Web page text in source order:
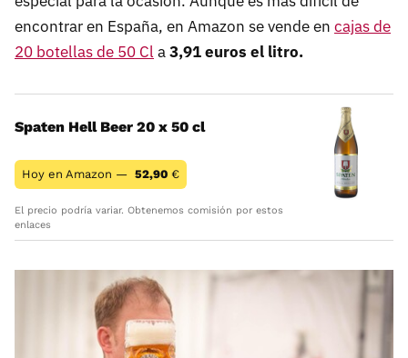
encontrar en España, en Amazon se vende en cajas de
20 botellas de 50 Cla3,91 euros el litro.
Spaten Hell Beer 20 x 50 cl
Hoy en Amazon — 52,90 €
El precio podría variar. Obtenemos comisión por estos
enlaces